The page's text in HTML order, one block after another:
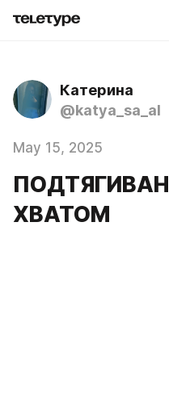
Катерина
@katya_sa_al
May 15, 2025
ХВАТОМ